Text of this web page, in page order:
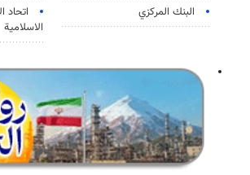
البنك المركزي
اتحاد
الاسلامية